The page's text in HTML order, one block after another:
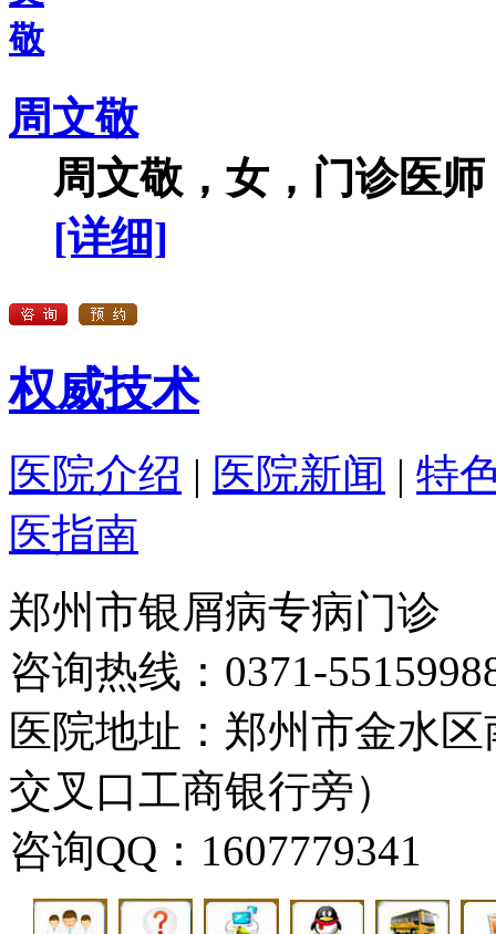
周文敬
周文敬，女，门诊医
[详细]
权威技术
医院介绍 | 医院新闻 | 特
医指南
郑州市银屑病专病门诊
咨询热线：0371-
医院地址：郑州市金水
交叉口工商银行旁）
咨询QQ：1607779341